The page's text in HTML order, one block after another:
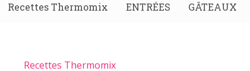
Recettes Thermomix ENTRÉES GÂTEAUX
Recettes Thermomix